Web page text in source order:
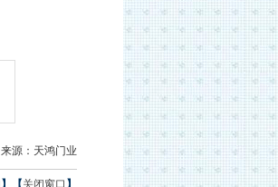
源： 天鸿门业
】【关闭窗口 】